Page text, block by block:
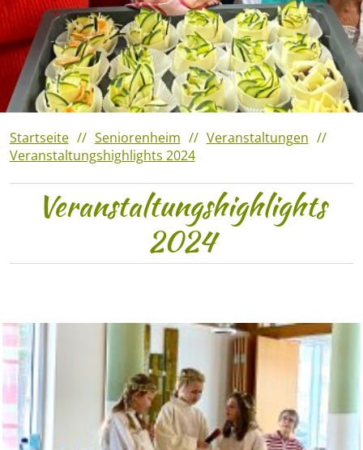
Startseite Seniorenheim
Veranstaltungen
Veranstaltungshighlights 2024
Veranstaltungshighlights
2024
2023
Verantaltungshighlights 2022
Veranstaltungshighlights
2021